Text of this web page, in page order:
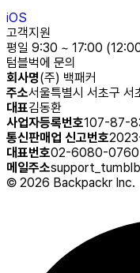
iOS
고객지원
평일 9:30 ~ 17:00
텀블벅에 문의
회사명(주) 백패커
주소서울특별시 서초구
대표김동환
사업자등록번호107-87-
통신판매업 신고번호
대표번호02-6080-0760
메일주소
© 2026 Backpackr Inc.